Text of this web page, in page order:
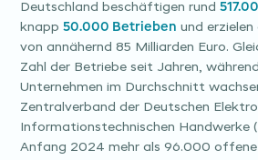
Deutschland beschäftigen rund
knapp50.000 Betrieben und
von annähernd 85 Milliarden Euro.
Zahl der Betriebe seit Jahren,
Unternehmen im Durchschnitt
Zentralverband der Deutschen
Informationstechnischen Handwerke
Anfang 2024 mehr als 96.000 offene